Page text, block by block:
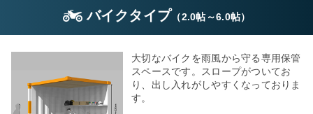
バイクタイプ （2.0帖～6.0帖）
大切なバイクを雨風から守る専用保管
スペースです。スロープがついてお
り、出し入れがしやすくなっておりま
す。